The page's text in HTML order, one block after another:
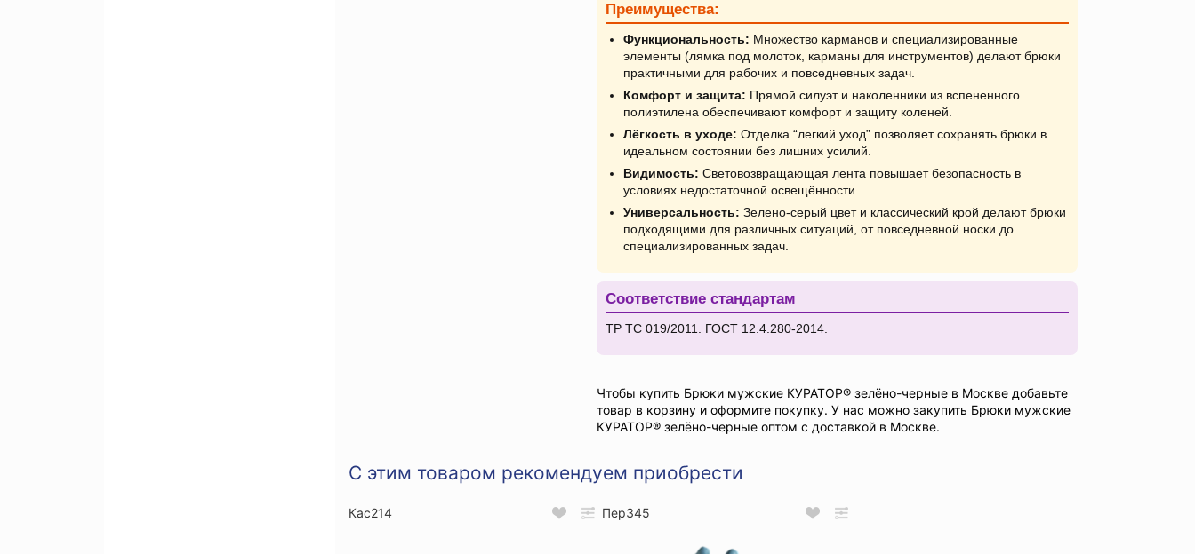
Преимущества:
Функциональность: Множество карманов и специализированные
элементы (лямка под молоток, карманы для инструментов) делают брюки
практичными для рабочих и повседневных задач.
Комфорт и защита: Прямой силуэт и наколенники из вспененного
полиэтилена обеспечивают комфорт и защиту коленей.
Лёгкость в уходе: Отделка “легкий уход” позволяет сохранять брюки в
идеальном состоянии без лишних усилий.
Видимость: Световозвращающая лента повышает безопасность в
условиях недостаточной освещённости.
Универсальность: Зелено-серый цвет и классический крой делают брюки
подходящими для различных ситуаций, от повседневной носки до
специализированных задач.
Соответствие стандартам
ТР ТС 019/2011. ГОСТ 12.4.280-2014.
Чтобы купить Брюки мужские КУРАТОР® зелёно-черные в Москве добавьте
товар в корзину и оформите покупку. У нас можно закупить Брюки мужские
КУРАТОР® зелёно-черные оптом с доставкой в Москве.
С этим товаром рекомендуем приобрести
Кас214 Пер345